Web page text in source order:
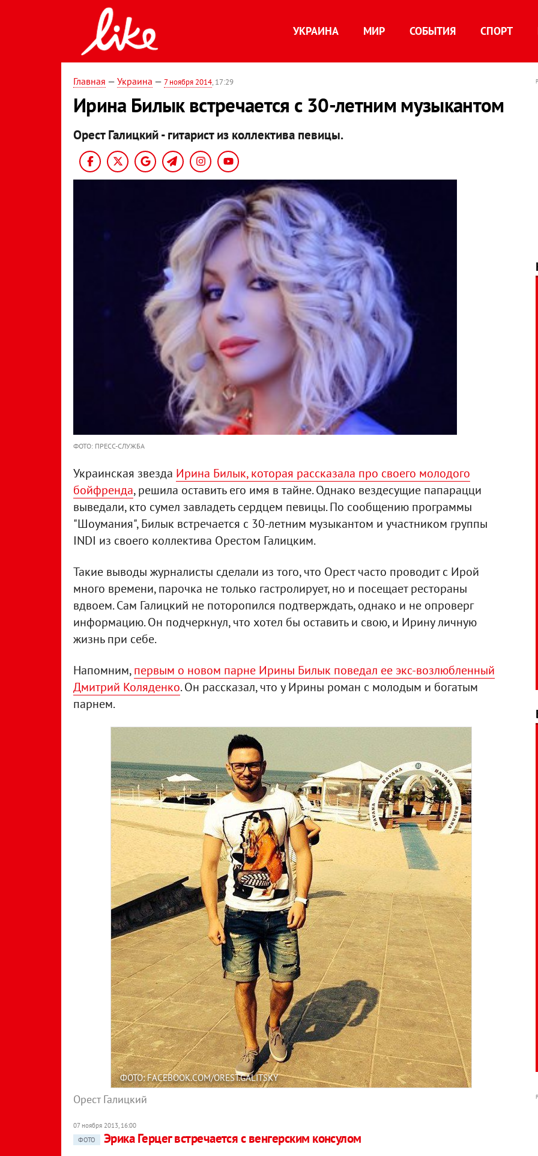
УКРАИНА МИР СОБЫТИЯ СПОРТ
Главная — Украина — 7 ноября 2014, 17:29
Ирина Билык встречается с 30-летним музыкантом
Орест Галицкий - гитарист из коллектива певицы.
ФОТО: ПРЕСС-СЛУЖБА
Украинская звезда Ирина Билык, которая рассказала про своего молодого
бойфренда, решила оставить его имя в тайне. Однако вездесущие папарацци
выведали, кто сумел завладеть сердцем певицы. По сообщению программы
"Шоумания", Билык встречается с 30-летним музыкантом и участником группы
INDI из своего коллектива Орестом Галицким.
Такие выводы журналисты сделали из того, что Орест часто проводит с Ирой
много времени, парочка не только гастролирует, но и посещает рестораны
вдвоем. Сам Галицкий не поторопился подтверждать, однако и не опроверг
информацию. Он подчеркнул, что хотел бы оставить и свою, и Ирину личную
жизнь при себе.
Напомним,первым о новом парне Ирины Билык поведал ее экс-возлюбленный
Дмитрий Коляденко. Он рассказал, что у Ирины роман с молодым и богатым
парнем.
ФОТО: FACEBOOK.COM/OREST.GALITSKY
Орест Галицкий
07 ноября 2013, 16:00
ФОТО
Эрика Герцег встречается с венгерским консулом